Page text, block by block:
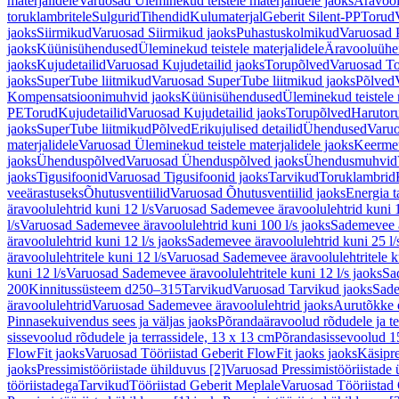
toruklambriteleSulguridTihendidKulumaterjalGeberit Silent-PPTorud
jaoksSiirmikudVaruosad Siirmikud jaoksPuhastuskolmikudVaruosad
jaoksKüünisühendusedÜleminekud teistele materjalidele
jaoksKujudetailidVaruosad Kujudetailid jaoksTorupõlvedVaruosad
jaoksSuperTube liitmikudVaruosad SuperTube liitmikud jaoksPõlved
Kompensatsioonimuhvid jaoksKüünisühendusedÜleminekud teistele
PETorudKujudetailidVaruosad Kujudetailid jaoksTorupõlved
jaoksSuperTube liitmikudPõlvedErikujulised detailidÜhendused
materjalideleVaruosad Üleminekud teistele materjalidele jaoks
jaoksÜhenduspõlvedVaruosad Ühenduspõlved jaoksÜhendusmuhvid
jaoksTigusifoonidVaruosad Tigusifoonid jaoksTarvikudToruklambrid
veeärastuseksÕhutusventiilidVaruosad Õhutusventiilid jaoksEnergia
äravoolulehtrid kuni 12 l/sVaruosad Sademevee äravoolulehtrid kuni
l/sVaruosad Sademevee äravoolulehtrid kuni 100 l/s jaoks
äravoolulehtrid kuni 12 l/s jaoksSademevee äravoolulehtrid kuni 25 l/
äravoolulehtritele kuni 12 l/sVaruosad Sademevee äravoolulehtritele
kuni 12 l/sVaruosad Sademevee äravoolulehtritele kuni 12 l/s jaoks
200Kinnitussüsteem d250–315TarvikudVaruosad Tarvikud jaoks
äravoolulehtridVaruosad Sademevee äravoolulehtrid jaoksAurutõkke
Pinnasekuivendus sees ja väljas jaoksPõrandaäravoolud rõdudele ja
sissevoolud rõdudele ja terrassidele, 13 x 13 cmPõrandasissevoolud
FlowFit jaoksVaruosad Tööriistad Geberit FlowFit jaoks jaoks
jaoksPressimistööriistade ühilduvus [2]Varuosad
tööriistadegaTarvikudTööriistad Geberit MeplaleVaruosad